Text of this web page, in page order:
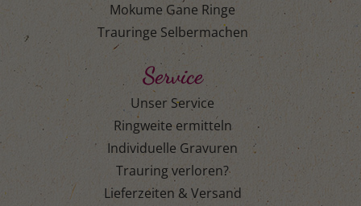
Mokume Gane Ringe
Trauringe Selbermachen
Service
Unser Service
Ringweite ermitteln
Individuelle Gravuren
Trauring verloren?
Lieferzeiten & Versand